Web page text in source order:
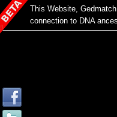
This Website,
connection to DNA